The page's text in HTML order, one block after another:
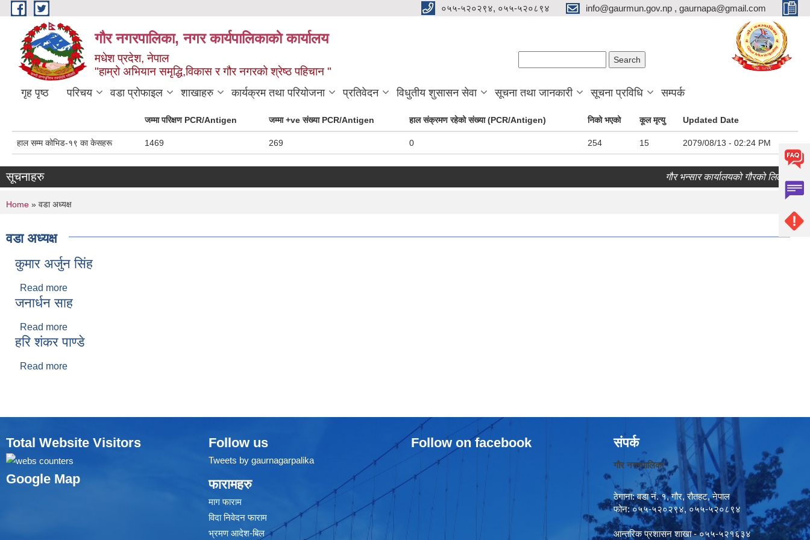
Skip to main content ०५५-५२०२९४, ०५५-५२०८९४ info@gaurmun.gov.np , gaurnapa@gmail.com
गौर नगरपालिका, नगर कार्यपालिकाकाे कार्यालय
मधेश प्रदेश, नेपाल
"हाम्रो अभियान समृद्धि,विकास र गौर नगरको श्रेष्ठ पहिचान "
गृह पृष्ठ परिचय वडा प्रोफाइल शाखाहरु कार्यक्रम तथा परियोजना प्रतिवेदन विधुतीय शुसासन सेवा सूचना तथा जानकारी सूचना प्रविधि सम्पर्क
जम्मा परिक्षण PCR/Antigen जम्मा +ve संख्या PCR/Antigen हाल संक्रमण रहेको संख्या (PCR/Antigen) निको भएको कूल मृत्यु Updated Date
हाल सम्म कोभिड-१९ का केसहरू 1469 269 0 254 15 2079/08/13 - 02:24 PM
सूचनाहरु गौर भन्सार कार्यालयको गौरको लिलाम बिक्री
You are here
Home » वडा अध्यक्ष
वडा अध्यक्ष
कुमार अर्जुन सिंह
Read more
जनार्धन साह
Read more
हरि शंकर पाण्‍डे
Read more
Total Website Visitors
Google Map
Follow us
Tweets by gaurnagarpalika
फारामहरु
माग फाराम
विदा निवेदन फाराम
भ्रमण आदेश-बिल
Follow on facebook संपर्क
गौर नगरपालिका
ठेगाना: वडा नं. १, गौर, रौतहट, नेपाल
फोन: ०५५-५२०२९४, ०५५-५२०८९४
आन्तरिक प्रशासन शाखा - ०५५-५२१६३४